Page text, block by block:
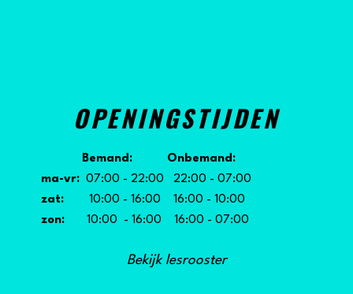
OPENINGSTIJDEN
Bemand: Onbemand:
ma-vr: 07:00 - 22:00 22:00 - 07:00
zat:10:00 - 16:00 16:00 - 10:00
zon: 10:00 - 16:00 16:00 - 07:00
Bekijk lesrooster